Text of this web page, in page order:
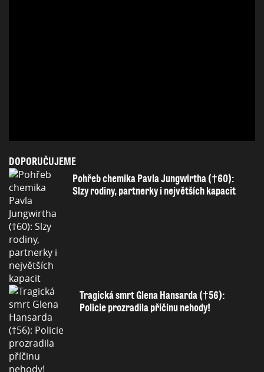
DOPORUČUJEME
Pohřeb chemika Pavla Jungwirtha (†60):
Slzy rodiny, partnerky i největších kapacit
Tragická smrt Glena Hansarda (†56):
Policie prozradila příčinu nehody!